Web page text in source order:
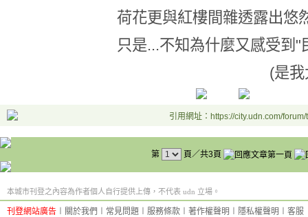
荷花更與紅樓間雜透露出悠
只是...不知為什麼又感受到"
(是我太敏感
引用網址：https://city.udn.com/
第 頁／共3頁
本城市刊登之內容為作者個人自行提供上傳，不代表 udn 立場。
刊登網站廣告 關於我們 常見問題 服務條款 著作權聲明 隱私權聲明 客服